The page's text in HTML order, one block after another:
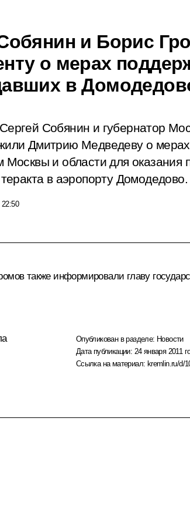
и Борис
о мерах
в
Собянин и губернатор
Дмитрию Медведеву о
Москвы и области для
в аэропорту Домодедово.
22:50
также информировали главу
Опубликован в разделе: Новости
Дата публикации: 24 января 2011
Ссылка на материал: kremlin.ru/d/